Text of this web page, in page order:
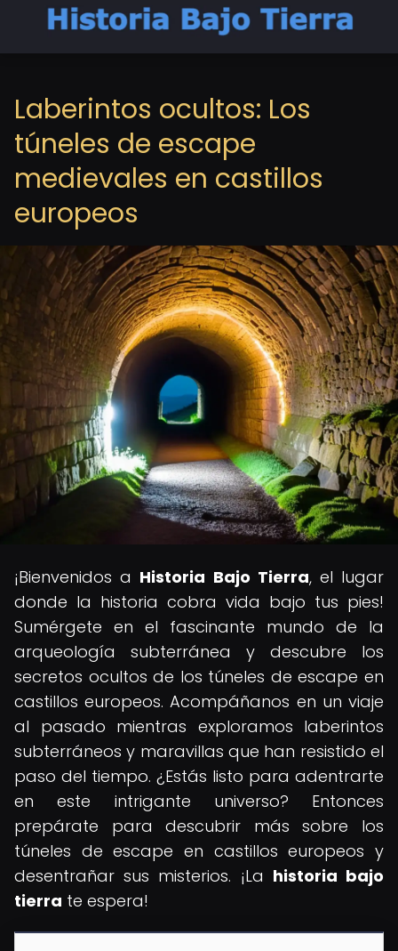
Laberintos ocultos: Los
túneles de escape
medievales en castillos
europeos
¡Bienvenidos a Historia Bajo Tierra, el lugar
donde la historia cobra vida bajo tus pies!
Sumérgete en el fascinante mundo de la
arqueología subterránea y descubre los
secretos ocultos de los túneles de escape en
castillos europeos. Acompáñanos en un viaje
al pasado mientras exploramos laberintos
subterráneos y maravillas que han resistido el
paso del tiempo. ¿Estás listo para adentrarte
en este intrigante universo? Entonces
prepárate para descubrir más sobre los
túneles de escape en castillos europeos y
desentrañar sus misterios. ¡La historia bajo
tierra te espera!